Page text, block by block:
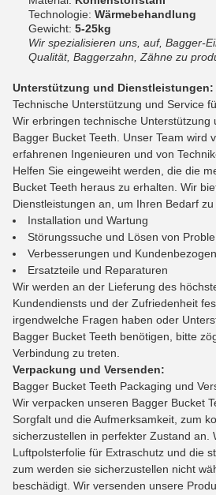
Technologie: Wärmebehandlung
Gewicht: 5-25kg
Wir spezialisieren uns, auf, Bagger-
Qualität, Baggerzahn, Zähne zu
Unterstützung und Dienstleistungen:
Technische Unterstützung und Service
Wir erbringen technische Unterstützung
Bagger Bucket Teeth. Unser Team wird
erfahrenen Ingenieuren und von
Helfen Sie eingeweiht werden, die die
Bucket Teeth heraus zu erhalten. Wir
Dienstleistungen an, um Ihren Bedarf
Installation und Wartung
Störungssuche und Lösen von
Verbesserungen und
Ersatzteile und Reparaturen
Wir werden an der Lieferung des
Kundendiensts und der Zufriedenheit
irgendwelche Fragen haben oder
Bagger Bucket Teeth benötigen, bitte
Verbindung zu treten.
Verpackung und Versenden:
Bagger Bucket Teeth Packaging und
Wir verpacken unseren Bagger Bucket
Sorgfalt und die Aufmerksamkeit, zum
sicherzustellen in perfekter Zustand an.
Luftpolsterfolie für Extraschutz und die
zum werden sie sicherzustellen nicht
beschädigt. Wir versenden unsere